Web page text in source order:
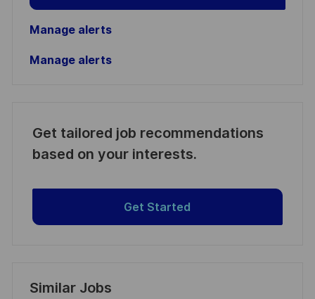
Manage alerts
Manage alerts
Get tailored job recommendations
based on your interests.
Get Started
Similar Jobs